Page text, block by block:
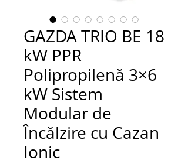
GAZDA TRIO BE 18
kW PPR
Polipropilenă 3×6
kW Sistem
Modular de
Încălzire cu Cazan
Ionic